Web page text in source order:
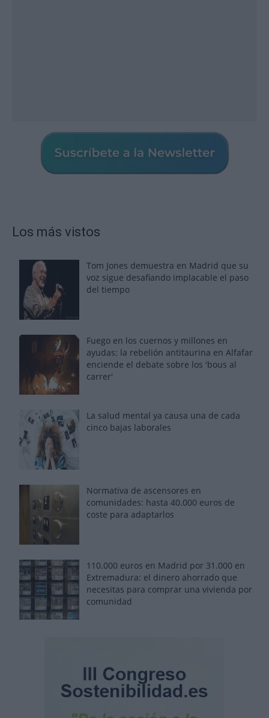
Los más vistos
Tom Jones demuestra en Madrid que su
voz sigue desafiando implacable el paso
del tiempo
Fuego en los cuernos y millones en
ayudas: la rebelión antitaurina en Alfafar
enciende el debate sobre los 'bous al
carrer'
La salud mental ya causa una de cada
cinco bajas laborales
Normativa de ascensores en
comunidades: hasta 40.000 euros de
coste para adaptarlos
110.000 euros en Madrid por 31.000 en
Extremadura: el dinero ahorrado que
necesitas para comprar una vivienda por
comunidad